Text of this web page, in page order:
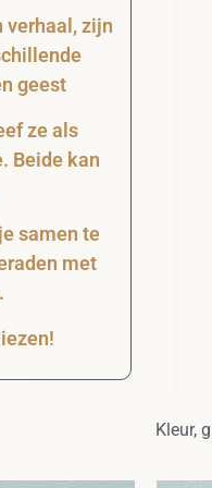
verhaal, zijn
geest
ze als
Beide kan
samen te
met
Kleur,